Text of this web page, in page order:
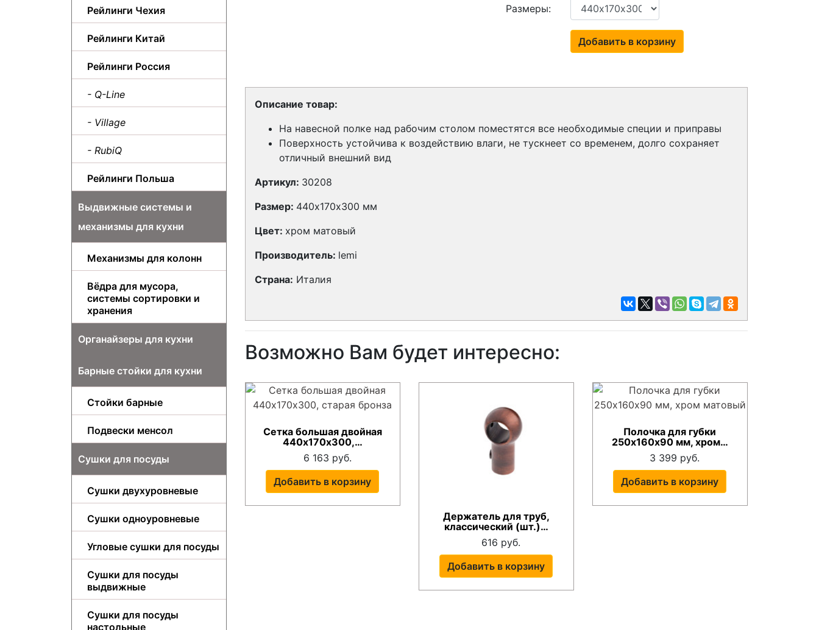
Рейлинги Чехия
Рейлинги Китай
Рейлинги Россия
- Q-Line
- Village
- RubiQ
Рейлинги Польша
Выдвижные системы и
механизмы для кухни
Механизмы для колонн
Вёдра для мусора,
системы сортировки и
хранения
Органайзеры для кухни
Барные стойки для кухни
Стойки барные
Подвески менсол
Сушки для посуды
Сушки двухуровневые
Сушки одноуровневые
Угловые сушки для посуды
Сушки для посуды
выдвижные
Сушки для посуды
настольные
Размеры:
Добавить в корзину
Описание товар:
На навесной полке над рабочим столом поместятся все необходимые специи и приправы
Поверхность устойчива к воздействию влаги, не тускнеет со временем, долго сохраняет
отличный внешний вид
Артикул: 30208
Размер: 440х170х300 мм
Цвет: хром матовый
Производитель: lemi
Страна: Италия
Возможно Вам будет интересно:
Сетка большая двойная
440х170х300,…
6 163 руб.
Добавить в корзину
Держатель для труб,
классический (шт.)…
616 руб.
Добавить в корзину
Полочка для губки
250х160х90 мм, хром…
3 399 руб.
Добавить в корзину